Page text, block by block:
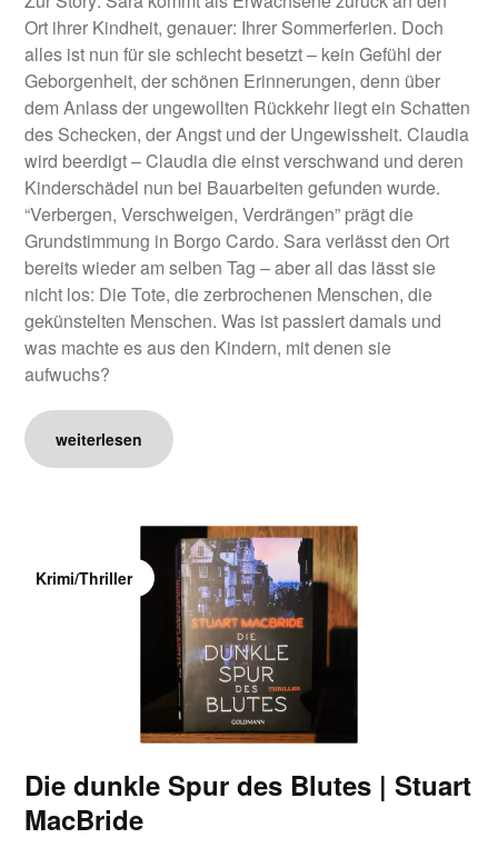
Ort ihrer Kindheit, genauer: Ihrer Sommerferien. Doch
alles ist nun für sie schlecht besetzt – kein Gefühl der
Geborgenheit, der schönen Erinnerungen, denn über
dem Anlass der ungewollten Rückkehr liegt ein Schatten
des Schecken, der Angst und der Ungewissheit. Claudia
wird beerdigt – Claudia die einst verschwand und deren
Kinderschädel nun bei Bauarbeiten gefunden wurde.
“Verbergen, Verschweigen, Verdrängen” prägt die
Grundstimmung in Borgo Cardo. Sara verlässt den Ort
bereits wieder am selben Tag – aber all das lässt sie
nicht los: Die Tote, die zerbrochenen Menschen, die
gekünstelten Menschen. Was ist passiert damals und
was machte es aus den Kindern, mit denen sie
aufwuchs?
weiterlesen
Krimi/Thriller
Die dunkle Spur des Blutes | Stuart
MacBride